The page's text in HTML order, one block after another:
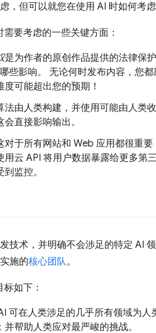
，但可以就您在使用 AI 时如何考虑
要考虑的一些关键方面：
是为作者的原创作品提供的法律保
些影响。 无论何时发布内容，您
可能超出您的预期！
法由人类构建，并使用可能由人类
直接影响输出。
对于所有网站和 Web 应用都很重
用云 API 将用户数据暴露给更多第
监控。
技术，并明确不会涉足的特定 AI
施的核心团队。
如下：
可在人类涉足的几乎所有领域为
帮助人类应对最严峻的挑战。